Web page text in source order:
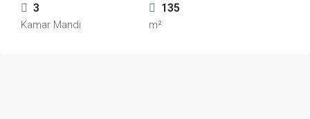
3
Kamar Mandi
135
m²